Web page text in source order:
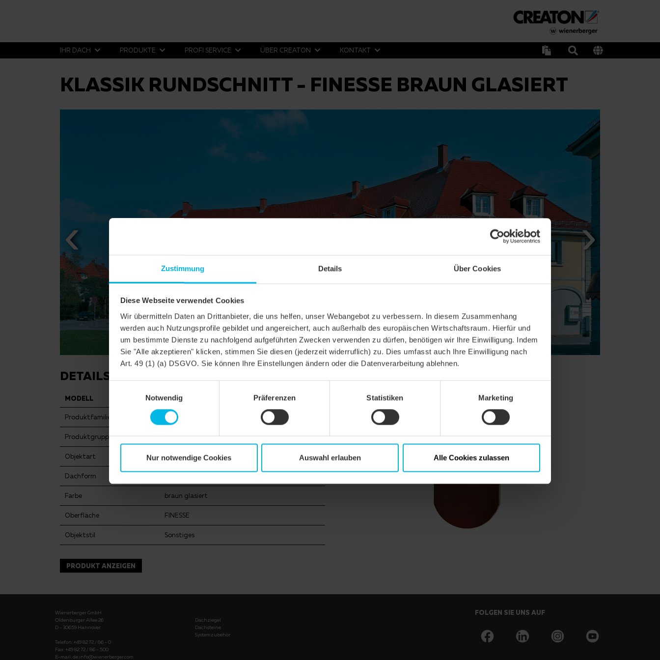
Zustimmung Details Über Cookies
Diese Webseite verwendet Cookies
Wir übermitteln Daten an Drittanbieter, die uns helfen, unser Webangebot zu verbessern. In diesem Zusammenhang
werden auch Nutzungsprofile gebildet und angereichert, auch außerhalb des europäischen Wirtschaftsraum. Hierfür und
um bestimmte Dienste zu nachfolgend aufgeführten Zwecken verwenden zu dürfen, benötigen wir Ihre Einwilligung. Indem
Sie "Alle akzeptieren" klicken, stimmen Sie diesen (jederzeit widerruflich) zu. Dies umfasst auch Ihre Einwilligung nach
Art. 49 (1) (a) DSGVO. Sie können Ihre Einstellungen ändern oder die Datenverarbeitung ablehnen.
Notwendig
Präferenzen Statistiken Marketing
Nur notwendige Cookies Auswahl erlauben Alle Cookies zulassen
IHR DACH PRODUKTE PROFI SERVICE ÜBER CREATON KONTAKT
KLASSIK RUNDSCHNITT - FINESSE BRAUN GLASIERT
DETAILS
MODELL KLASSIK RUNDSCHNITT
Produktfamilie Biberschwanzziegel KLASSIK
Produktgruppe Dachziegel
Objektart Öffentliches Gebäude
Dachform
Farbe braun glasiert
Oberfläche FINESSE
Objektstil Sonstiges
PRODUKT ANZEIGEN
Wienerberger GmbH
Oldenburger Allee 26
D - 30659 Hannover
Telefon: +49 82 72 / 86 - 0
Fax: +49 82 72 / 86 - 500
E-mail: de.info@wienerberger.com
Dachziegel
Dachsteine
Systemzubehör
FOLGEN SIE UNS AUF